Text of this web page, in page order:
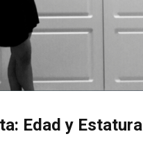
Edad y Estatura